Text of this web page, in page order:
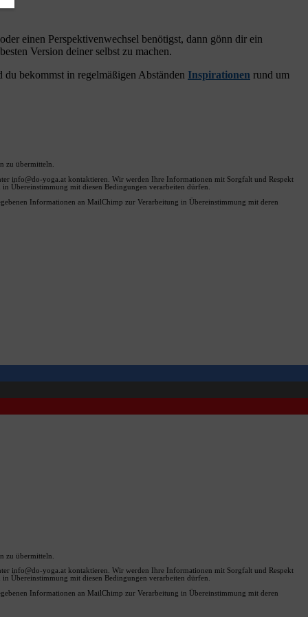
einen Perspektivenwechsel benötigst, dann gönn dir ein
Version deiner selbst zu machen.
du bekommst in regelmäßigen Abständen Inspirationen rund um
zu übermitteln.
info@do-yoga.at kontaktieren. Wir werden Ihre Informationen mit Sorgfalt und Respekt
Übereinstimmung mit diesen Bedingungen verarbeiten dürfen.
Informationen an MailChimp zur Verarbeitung in Übereinstimmung mit deren
zu übermitteln.
info@do-yoga.at kontaktieren. Wir werden Ihre Informationen mit Sorgfalt und Respekt
Übereinstimmung mit diesen Bedingungen verarbeiten dürfen.
Informationen an MailChimp zur Verarbeitung in Übereinstimmung mit deren